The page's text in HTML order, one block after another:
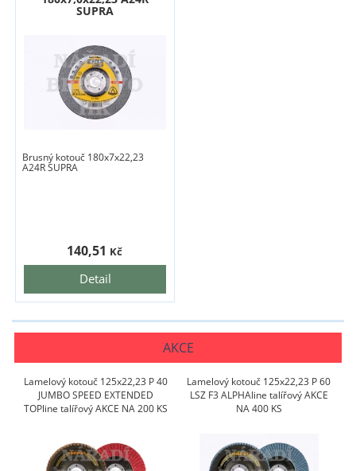
SUPRA
Brusný kotouč 180x7x22,23
A24R SUPRA
Detail
140,51 Kč
AKCE
Lamelový kotouč 125x22,23 P 40
JUMBO SPEED EXTENDED
TOPline talířový AKCE NA 200 KS
Lamelový kotouč 125x22,23 P 60
LSZ F3 ALPHAline talířový AKCE
NA 400 KS